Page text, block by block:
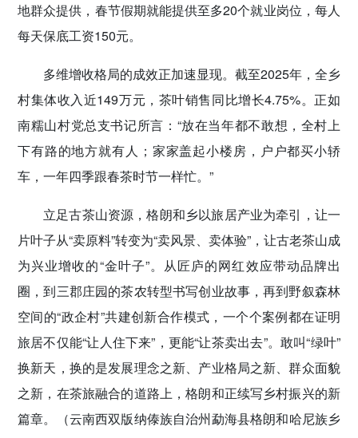
地群众提供，春节假期就能提供至多20个就业岗位，每人
每天保底工资150元。
多维增收格局的成效正加速显现。截至2025年，全乡
村集体收入近149万元，茶叶销售同比增长4.75%。正如
南糯山村党总支书记所言：“放在当年都不敢想，全村上
下有路的地方就有人；家家盖起小楼房，户户都买小轿
车，一年四季跟春茶时节一样忙。”
立足古茶山资源，格朗和乡以旅居产业为牵引，让一
片叶子从“卖原料”转变为“卖风景、卖体验”，让古老茶山成
为兴业增收的“金叶子”。从匠庐的网红效应带动品牌出
圈，到三郡庄园的茶农转型书写创业故事，再到野叙森林
空间的“政企村”共建创新合作模式，一个个案例都在证明
旅居不仅能“让人住下来”，更能“让茶卖出去”。敢叫“绿叶”
换新天，换的是发展理念之新、产业格局之新、群众面貌
之新，在茶旅融合的道路上，格朗和正续写乡村振兴的新
篇章。
（云南西双版纳傣族自治州勐海县格朗和哈尼族乡